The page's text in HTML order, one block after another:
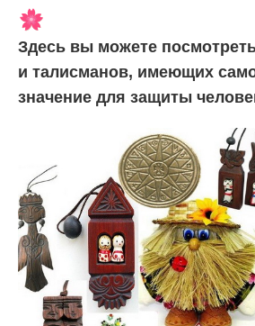
Здесь вы можете
и талисманов, имеющих
значение для защиты